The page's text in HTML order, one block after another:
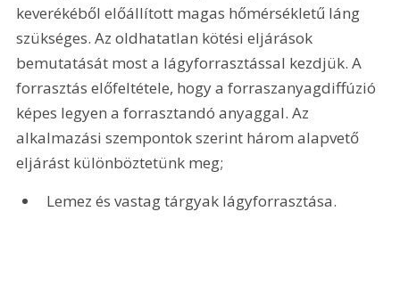
keverékéből előállított magas hőmérsékletű láng
szükséges. Az oldhatatlan kötési eljárások
bemutatását most a lágyforrasztással kezdjük. A
forrasztás előfeltétele, hogy a forraszanyagdiffúzió
képes legyen a forrasztandó anyaggal. Az
alkalmazási szempontok szerint három alapvető
eljárást különböztetünk meg;
Lemez és vastag tárgyak lágyforrasztása.